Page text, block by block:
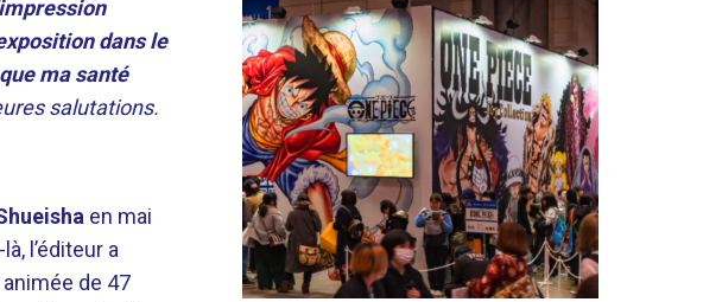
dans le
ma santé
salutations.
en mai
l’éditeur a
de 47